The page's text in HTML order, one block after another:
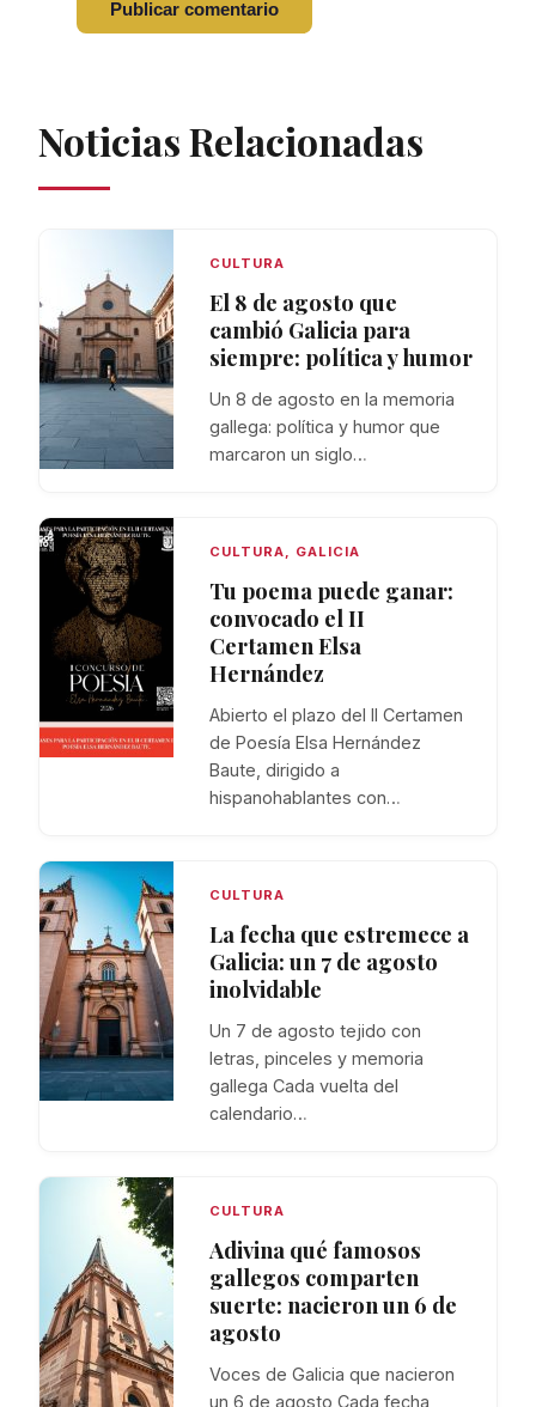
Noticias Relacionadas
CULTURA
El 8 de agosto que
cambió Galicia para
siempre: política y humor
Un 8 de agosto en la memoria
gallega: política y humor que
marcaron un siglo…
CULTURA GALICIA
Tu poema puede ganar:
convocado el II
Certamen Elsa
Hernández
Abierto el plazo del II Certamen
de Poesía Elsa Hernández
Baute, dirigido a
hispanohablantes con…
CULTURA
La fecha que estremece a
Galicia: un 7 de agosto
inolvidable
Un 7 de agosto tejido con
letras, pinceles y memoria
gallega Cada vuelta del
calendario…
CULTURA
Adivina qué famosos
gallegos comparten
suerte: nacieron un 6 de
agosto
Voces de Galicia que nacieron
un 6 de agosto Cada fecha